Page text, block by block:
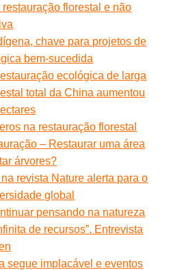
florestal e não
chave para projetos de
bem-sucedida
ecológica de larga
total da China aumentou
na restauração florestal
– Restaurar uma área
árvores?
revista Nature alerta para o
global
pensando na natureza
de recursos”. Entrevista
segue implacável e eventos